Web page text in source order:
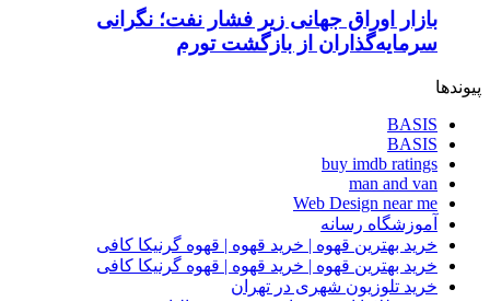
بازار اوراق جهانی زیر فشار نفت؛ نگرانی
سرمایه‌گذاران از بازگشت تورم
پیوندها
BASIS
BASIS
buy imdb ratings
man and van
Web Design near me
آموزشگاه رسانه
خرید بهترین قهوه | خرید قهوه | قهوه گرنیکا کافی
خرید بهترین قهوه | خرید قهوه | قهوه گرنیکا کافی
خرید تلوزیون شهری در تهران